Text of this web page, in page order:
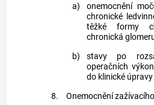
a)
onemocnění
chronické
těžké formy
chronická
b)
stavy po
operačních
do klinické úpravy
8.
Onemocnění